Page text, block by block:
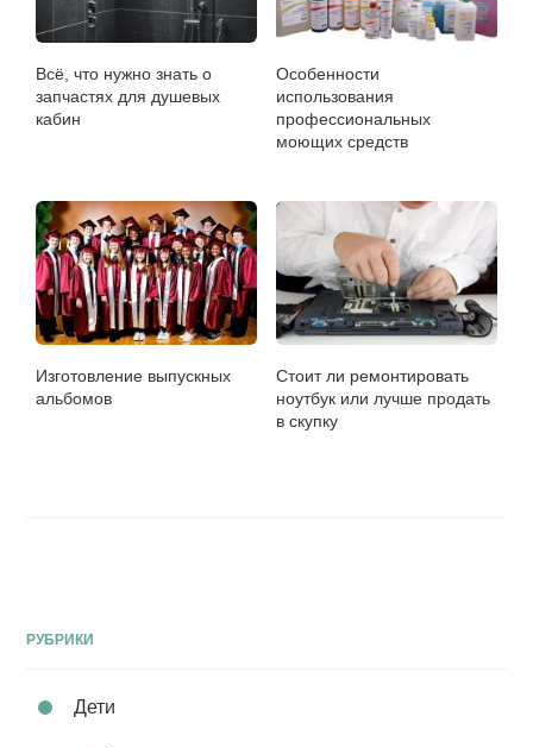
Всё, что нужно знать о
запчастях для душевых
кабин
Особенности
использования
профессиональных
моющих средств
Изготовление выпускных
альбомов
Стоит ли ремонтировать
ноутбук или лучше продать
в скупку
РУБРИКИ
Дети